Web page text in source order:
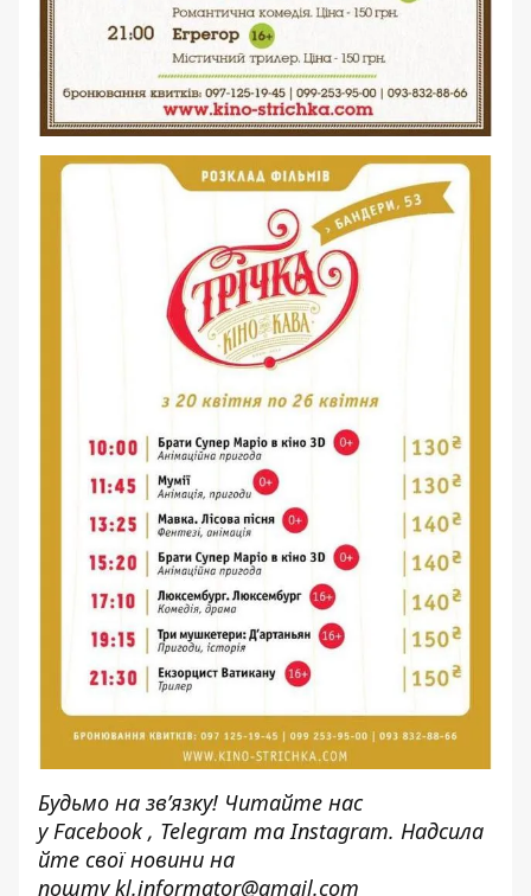
Будьмо на зв’язку! Читайте нас
уFacebook, Telegram таInstagram. Надсила
йте свої новини на
поштуkl.informator@gmail.com